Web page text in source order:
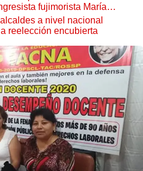
fujimorista María
a nivel nacional
reelección encubierta